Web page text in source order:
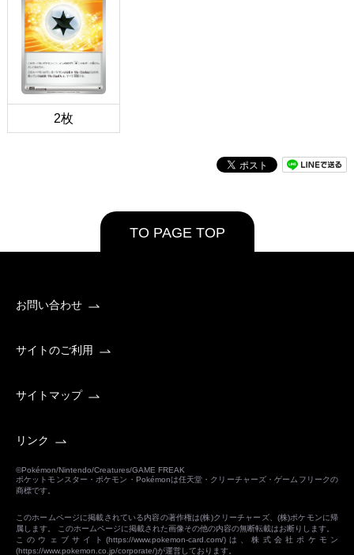
2枚
TO PAGE TOP
お問い合わせ
サイトのご利用
サイトマップ
リンク
©Pokémon/Nintendo/Creatures/GAME FREAK
ポケットモンスター・ポケモン・Pokémonは任天堂・クリーチャーズ・ゲームフリークの
商標です。
このホームページに掲載されている内容の著作権は(株)クリーチャーズ、(株)ポケモンに帰
属します。 このホームページに掲載された画像その他の内容の無断転載はお断りします。
このウェブサイト(https://www.pokemon-card.com/)は、株式会社ポケモン
(https://www.pokemon.co.jp/corporate/)が運営しております。